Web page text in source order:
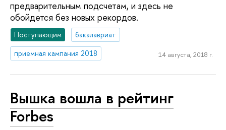
предварительным подсчетам, и здесь не
обойдется без новых рекордов.
Поступающим
бакалавриат
приемная кампания 2018
14 августа, 2018 г.
Вышка вошла в рейтинг
Forbes